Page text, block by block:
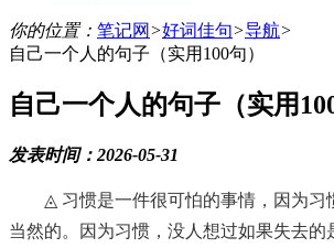
你的位置： 笔记网 >好词佳句>导航>
自己一个人的句子（实用100句）
自己一个人的句子（实用
发表时间：2026-05-31
◬ 习惯是一件很可怕的事情，因为习
当然的。因为习惯，没人想过如果失去的